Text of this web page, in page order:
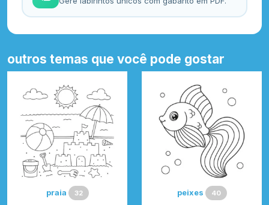
outros temas que você pode gostar
praia 32 peixes 40